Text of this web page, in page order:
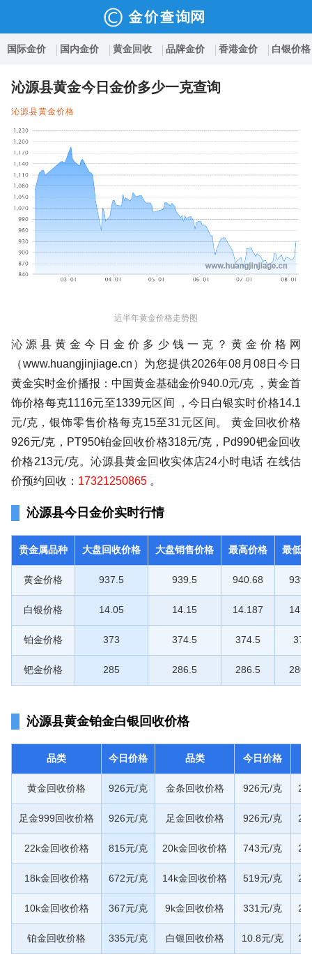
国际金价 国内金价 黄金回收 品牌金价 香港金价 白银价格
沁源县黄金今日金价多少一克查询
沁源县黄金价格
近半年黄金价格走势图
沁源县黄金今日金价多少钱一克？黄金价格网
（www.huangjinjiage.cn）为您提供2026年08月08日今日
黄金实时金价播报：中国黄金基础金价940.0元/克 ，黄金首
饰价格每克1116元至1339元区间 ，今日白银实时价格14.1
元/克，银饰零售价格每克15至31元区间。 黄金回收价格
926元/克，PT950铂金回收价格318元/克，Pd990钯金回收
价格213元/克。沁源县黄金回收实体店24小时电话 在线估
价预约回收： 17321250865 。
沁源县今日金价实时行情
贵金属品种 大盘回收价格 大盘销售价格 最高价格 最低
黄金价格 937.5 939.5 940.68
白银价格 14.05 14.15 14.187
铂金价格 373 374.5 374.5 374
钯金价格 285 286.5 286.5
沁源县黄金铂金白银回收价格
品类 今日价格 品类 今日价格
黄金回收价格 926元/克 金条回收价格 926元/克
足金999回收价格 926元/克 足金回收价格 926元/克
22k金回收价格 815元/克 20k金回收价格 743元/克
18k金回收价格 672元/克 14k金回收价格 519元/克
10k金回收价格 367元/克 9k金回收价格 331元/克
铂金回收价格 335元/克 白银回收价格 10.8元/克